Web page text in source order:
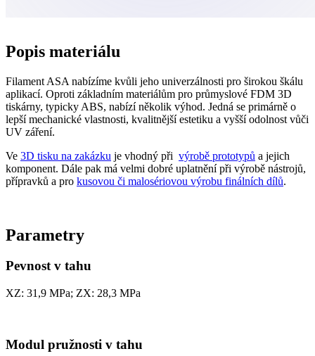
Popis materiálu
Filament ASA nabízíme kvůli jeho univerzálnosti pro širokou škálu
aplikací. Oproti základním materiálům pro průmyslové FDM 3D
tiskárny, typicky ABS, nabízí několik výhod. Jedná se primárně o
lepší mechanické vlastnosti, kvalitnější estetiku a vyšší odolnost vůči
UV záření.
Ve 3D tisku na zakázku je vhodný při výrobě prototypů a jejich
komponent. Dále pak má velmi dobré uplatnění při výrobě nástrojů,
přípravků a pro kusovou či malosériovou výrobu finálních dílů.
Parametry
Pevnost v tahu
XZ: 31,9 MPa; ZX: 28,3 MPa
Modul pružnosti v tahu